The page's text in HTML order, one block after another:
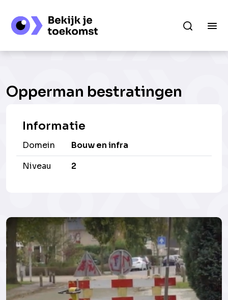
Opperman bestratingen
Informatie
Domein
Bouw en infra
Niveau
2